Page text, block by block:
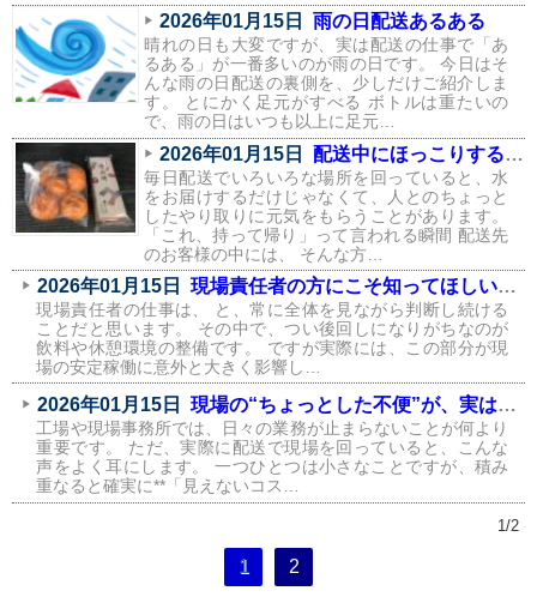
2026年01月15日 雨の日配送あるある
晴れの日も大変ですが、実は配送の仕事で「あ
るある」が一番多いのが雨の日です。 今日はそ
んな雨の日配送の裏側を、少しだけご紹介しま
す。 とにかく足元がすべる ボトルは重たいの
で、雨の日はいつも以上に足元…
2026年01月15日 配送中にほっこりする瞬間が、実はたくさんあります
毎日配送でいろいろな場所を回っていると、水
をお届けするだけじゃなくて、人とのちょっと
したやり取りに元気をもらうことがあります。
「これ、持って帰り」って言われる瞬間 配送先
のお客様の中には、 そんな方…
2026年01月15日 現場責任者の方にこそ知ってほしい、飲料環境が現場に与える影響
現場責任者の仕事は、 と、常に全体を見ながら判断し続ける
ことだと思います。 その中で、つい後回しになりがちなのが
飲料や休憩環境の整備です。 ですが実際には、この部分が現
場の安定稼働に意外と大きく影響し…
2026年01月15日 現場の“ちょっとした不便”が、実はコストになっている話
工場や現場事務所では、日々の業務が止まらないことが何より
重要です。 ただ、実際に配送で現場を回っていると、こんな
声をよく耳にします。 一つひとつは小さなことですが、積み
重なると確実に**「見えないコス…
1/2
1 2